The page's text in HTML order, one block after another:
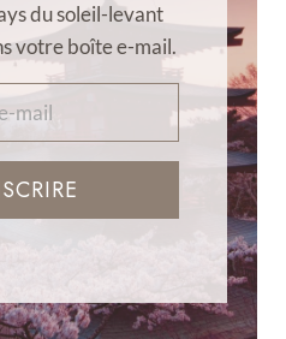
du soleil-levant
votre boîte e-mail.